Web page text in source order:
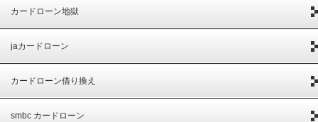
カードローン地獄
jaカードローン
カードローン借り換え
smbc カードローン